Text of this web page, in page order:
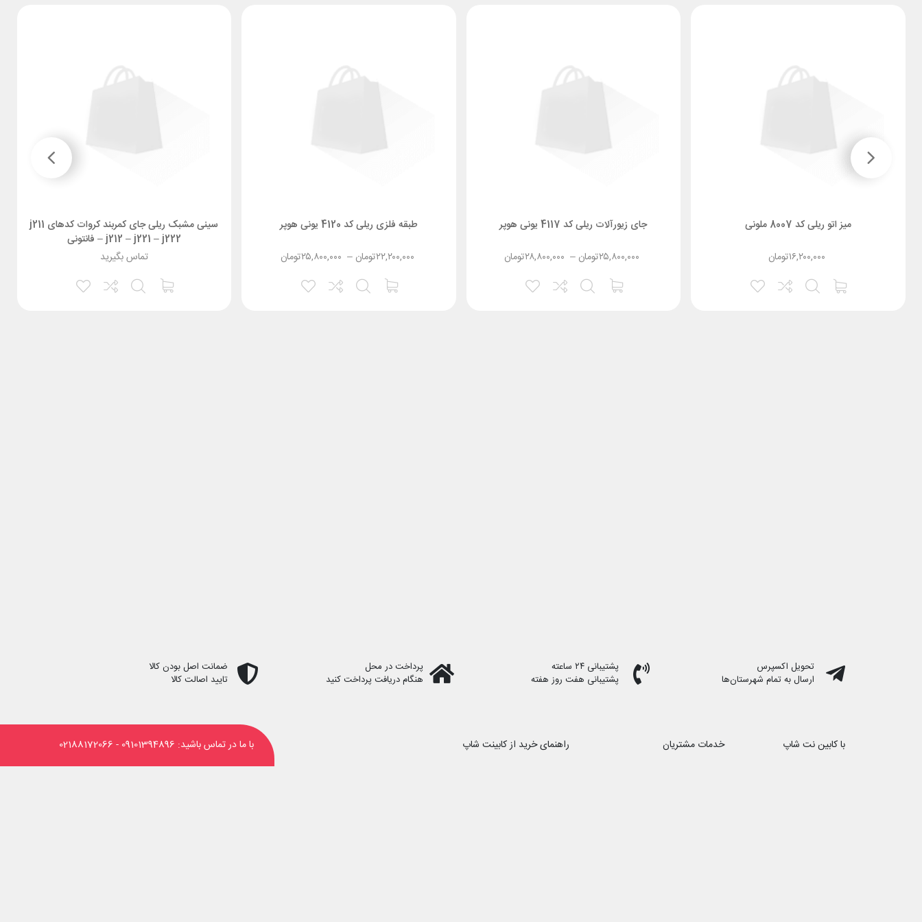
میز اتو ریلی کد 8007 ملونی
۱۶,۲۰۰,۰۰۰تومان
جای زیورآلات ریلی کد 4117 یونی هوپر
۲۵,۸۰۰,۰۰۰تومان – ۲۸,۸۰۰,۰۰۰تومان
طبقه فلزی ریلی کد 4120 یونی هوپر
۲۲,۲۰۰,۰۰۰تومان – ۲۵,۸۰۰,۰۰۰تومان
سینی مشبک ریلی جای کمربند کروات کدهای j211
– j212 – j221 – j222 فانتونی
تماس بگیرید
با ما در تماس باشید: 09101394896
-
02188172066
تحویل اکسپرس
ارسال به تمام شهرستان‌ها
پشتیبانی ۲۴ ساعته
پشتیبانی هفت روز هفته
پرداخت در محل
هنگام دریافت پرداخت کنید
ضمانت اصل بودن کالا
تایید اصالت کالا
با کابین نت شاپ
خدمات مشتریان
راهنمای خرید از کابینت شاپ